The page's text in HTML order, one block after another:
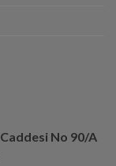
No 90/A